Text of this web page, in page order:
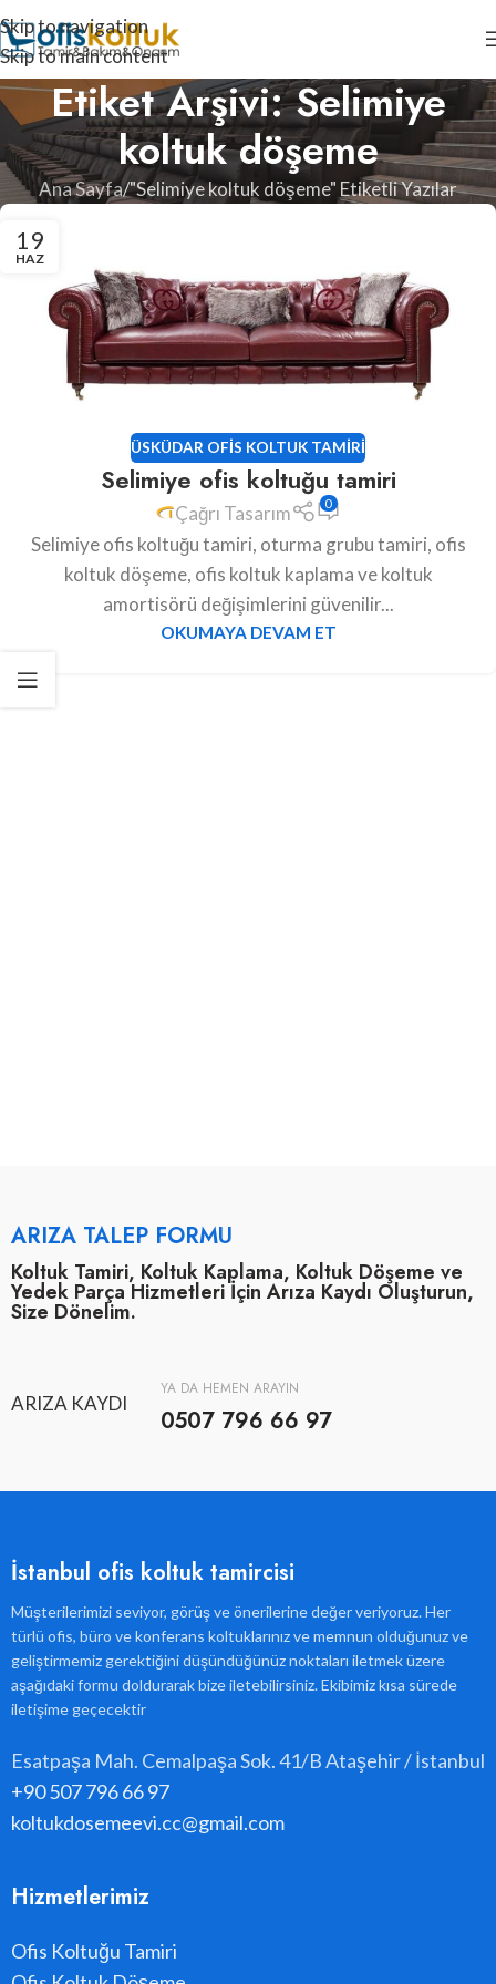
Skip to navigation
Skip to main content
Etiket Arşivi: Selimiye
koltuk döşeme
Ana Sayfa "Selimiye koltuk döşeme" Etiketli Yazılar
19
HAZ
ÜSKÜDAR OFIS KOLTUK TAMIRI
Selimiye ofis koltuğu tamiri
Çağrı Tasarım 0
Selimiye ofis koltuğu tamiri, oturma grubu tamiri, ofis
koltuk döşeme, ofis koltuk kaplama ve koltuk
amortisörü değişimlerini güvenilir...
OKUMAYA DEVAM ET
ARIZA TALEP FORMU
Koltuk Tamiri, Koltuk Kaplama, Koltuk Döşeme ve
Yedek Parça Hizmetleri İçin Arıza Kaydı Oluşturun,
Size Dönelim.
ARIZA KAYDI
YA DA HEMEN ARAYIN
0507 796 66 97
İstanbul ofis koltuk tamircisi
Müşterilerimizi seviyor, görüş ve önerilerine değer veriyoruz. Her
türlü ofis, büro ve konferans koltuklarınız ve memnun olduğunuz ve
geliştirmemiz gerektiğini düşündüğünüz noktaları iletmek üzere
aşağıdaki formu doldurarak bize iletebilirsiniz. Ekibimiz kısa sürede
iletişime geçecektir
Esatpaşa Mah. Cemalpaşa Sok. 41/B Ataşehir / İstanbul
+90 507 796 66 97
koltukdosemeevi.cc@gmail.com
Hizmetlerimiz
Ofis Koltuğu Tamiri